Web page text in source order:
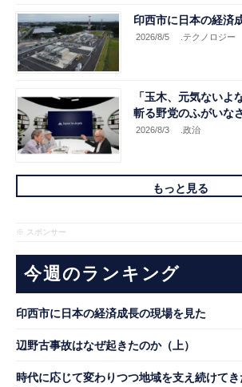
印西市に日本の経済
2026/8/5 .テクノロジー
「玉木、元気ない
斬る野党のふがいな
2026/8/3 .政治
もっと見る
※ スポンサー
今週のランキング
印西市に日本の経済成長の現場を見た
辺野古事故はなぜ起きたのか（上）
時代に応じて変わりつつ地域を支え続けて